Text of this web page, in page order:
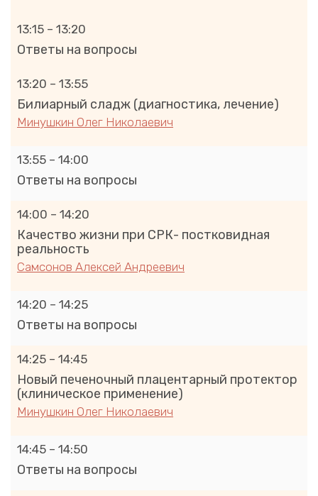
13:15 – 13:20
Ответы на вопросы
13:20 – 13:55
Билиарный сладж (диагностика, лечение)
Минушкин Олег Николаевич
13:55 – 14:00
Ответы на вопросы
14:00 – 14:20
Качество жизни при СРК- постковидная
реальность
Самсонов Алексей Андреевич
14:20 – 14:25
Ответы на вопросы
14:25 – 14:45
Новый печеночный плацентарный протектор
(клиническое применение)
Минушкин Олег Николаевич
14:45 – 14:50
Ответы на вопросы